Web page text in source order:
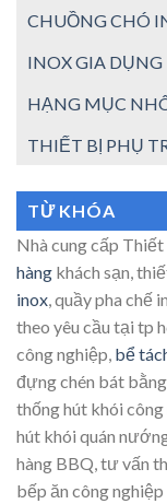
CHUỒNG CHÓ
INOX GIA DỤNG
HẠNG MỤC
THIẾT BỊ PHỤ
TỪ KHÓA
Nhà cung cấp
hàng khách sạn,
inox , quầy pha chế
theo yêu cầu tại tp
công nghiệp, bể
đựng chén bát bằng
thống hút khói
hút khói quán
hàng BBQ, tư vấn
bếp ăn công